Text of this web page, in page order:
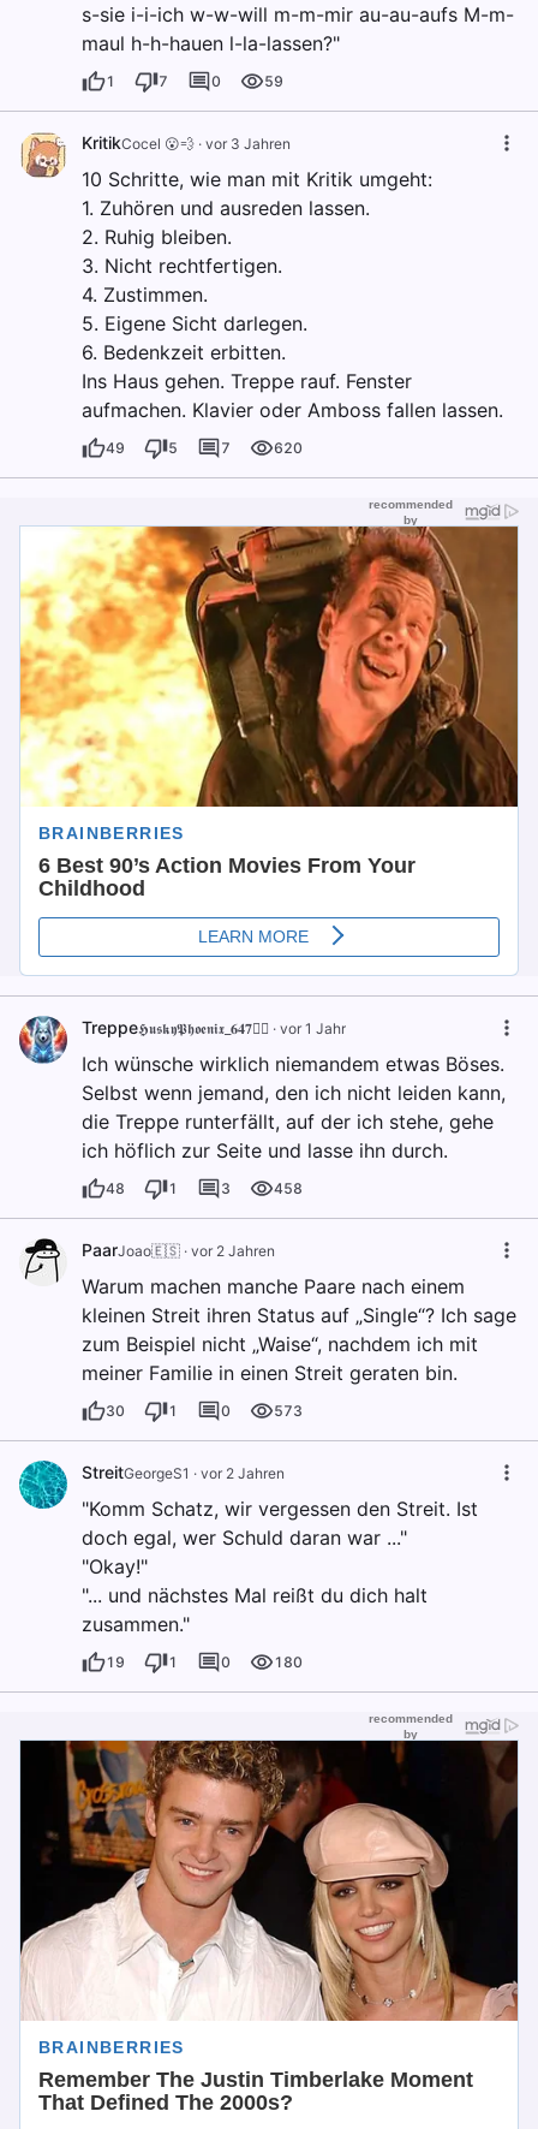
s-sie i-i-ich w-w-will m-m-mir au-au-aufs M-m-
maul h-h-hauen l-la-lassen?"
1 7 0 59
KritikCocel 😮💨 · vor 3 Jahren
10 Schritte, wie man mit Kritik umgeht:
1. Zuhören und ausreden lassen.
2. Ruhig bleiben.
3. Nicht rechtfertigen.
4. Zustimmen.
5. Eigene Sicht darlegen.
6. Bedenkzeit erbitten.
Ins Haus gehen. Treppe rauf. Fenster
aufmachen. Klavier oder Amboss fallen lassen.
49 5 7 620
Treppe𝕳𝖚𝖘𝖐𝖞𝕻𝖍𝖔𝖊𝖓𝖎𝖝_𝟔𝟒𝟕🐦‍🔥 · vor 1 Jahr
Ich wünsche wirklich niemandem etwas Böses.
Selbst wenn jemand, den ich nicht leiden kann,
die Treppe runterfällt, auf der ich stehe, gehe
ich höflich zur Seite und lasse ihn durch.
48 1 3 458
PaarJoao🇪🇸 · vor 2 Jahren
Warum machen manche Paare nach einem
kleinen Streit ihren Status auf „Single“? Ich sage
zum Beispiel nicht „Waise“, nachdem ich mit
meiner Familie in einen Streit geraten bin.
30 1 0 573
StreitGeorgeS1 · vor 2 Jahren
"Komm Schatz, wir vergessen den Streit. Ist
doch egal, wer Schuld daran war ..."
"Okay!"
"... und nächstes Mal reißt du dich halt
zusammen."
19 1 0 180